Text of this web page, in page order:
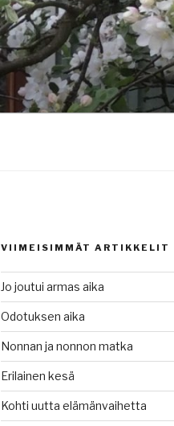
VIIMEISIMMÄT ARTIKKELIT
Jo joutui armas aika
Odotuksen aika
Nonnan ja nonnon matka
Erilainen kesä
Kohti uutta elämänvaihetta